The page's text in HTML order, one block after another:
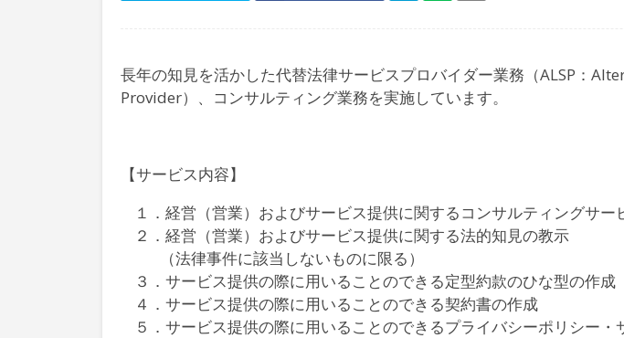
長年の知見を活かした代替法律サービスプロバイダー業務（ALSP：
Provider）、コンサルティング業務を実施しています。
【サービス内容】
１．経営（営業）およびサービス提供に関するコンサルティングサー
２．経営（営業）およびサービス提供に関する法的知見の教示
（法律事件に該当しないものに限る）
３．サービス提供の際に用いることのできる定型約款のひな型の作成
４．サービス提供の際に用いることのできる契約書の作成
５．サービス提供の際に用いることのできるプライバシーポリシー・